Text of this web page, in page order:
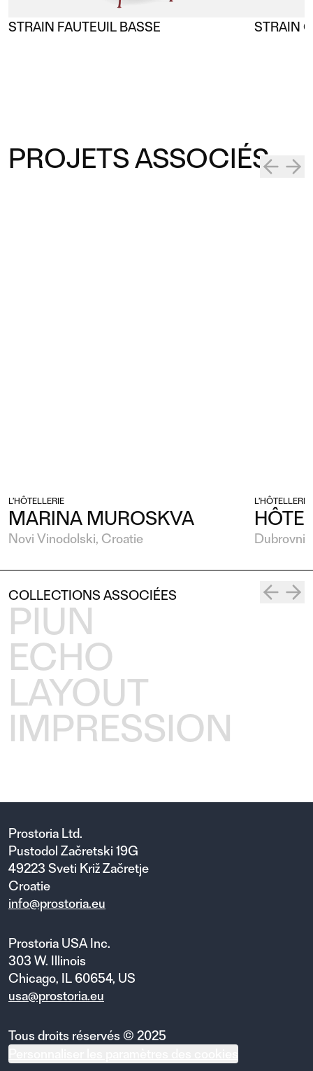
STRAIN FAUTEUIL BASSE STRAIN
PROJETS ASSOCIÉS
L’HÔTELLERIE
MARINA MUROSKVA
Novi Vinodolski, Croatie
L’HÔTELLERIE
COLLECTIONS ASSOCIÉES
PIUN
ECHO
LAYOUT
IMPRESSION
Prostoria Ltd.
Pustodol Začretski 19G
49223 Sveti Križ Začretje
Croatie
info@prostoria.eu
Prostoria USA Inc.
303 W. Illinois
Chicago, IL 60654, US
usa@prostoria.eu
Tous droits réservés © 2025